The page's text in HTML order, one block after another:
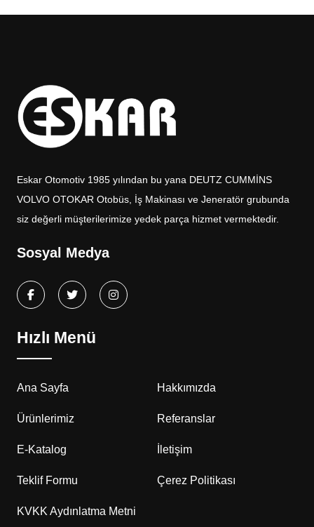
Eskar Otomotiv 1985 yılından bu yana DEUTZ CUMMİNS
VOLVO OTOKAR Otobüs, İş Makinası ve Jeneratör grubunda
siz değerli müşterilerimize yedek parça hizmet vermektedir.
Sosyal Medya
Hızlı Menü
Ana Sayfa Hakkımızda
Ürünlerimiz Referanslar
E-Katalog İletişim
Teklif Formu Çerez Politikası
KVKK Aydınlatma Metni